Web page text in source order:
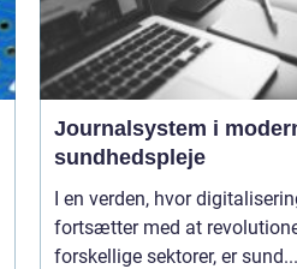
Journalsystem i
sundhedspleje
I en verden, hvor
fortsætter med at
forskellige sektorer, er sund...